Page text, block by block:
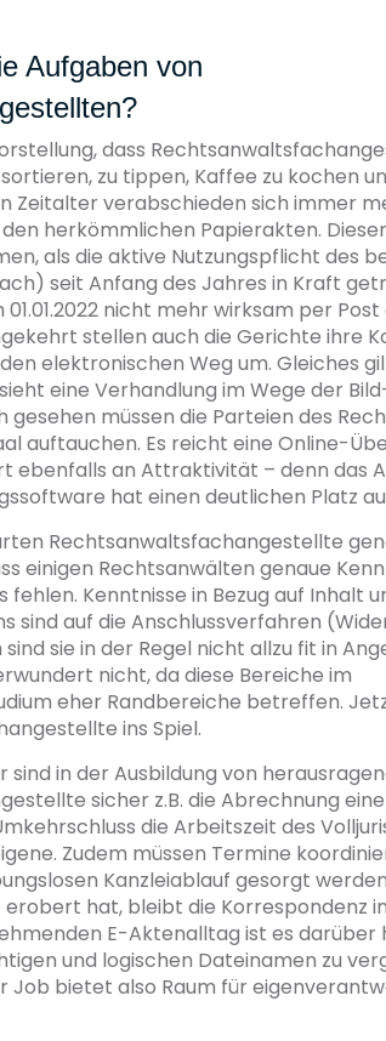
Aufgaben von
dass
zu tippen, Kaffee zu kochen
Zeitalter verabschieden sich immer
herkömmlichen Papierakten.
als die aktive Nutzungspflicht des
seit Anfang des Jahres in Kraft
nicht mehr wirksam per Post
stellen auch die Gerichte ihre
elektronischen Weg um. Gleiches
eine Verhandlung im Wege der
gesehen müssen die Parteien des
auftauchen. Es reicht eine Online-
ebenfalls an Attraktivität – denn das
hat einen deutlichen Platz
Rechtsanwaltsfachangestellte
einigen Rechtsanwälten genaue
Kenntnisse in Bezug auf Inhalt
sind auf die Anschlussverfahren
sie in der Regel nicht allzu fit in
nicht, da diese Bereiche im
eher Randbereiche betreffen.
ins Spiel.
in der Ausbildung von
sicher z.B. die Abrechnung
die Arbeitszeit des
Zudem müssen Termine
Kanzleiablauf gesorgt
hat, bleibt die Korrespondenz
E-Aktenalltag ist es darüber
und logischen Dateinamen zu
Job bietet also Raum für